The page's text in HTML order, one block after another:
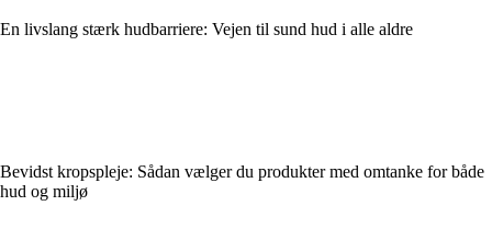
En livslang stærk hudbarriere: Vejen til sund hud i alle aldre
Bevidst kropspleje: Sådan vælger du produkter med omtanke for både
hud og miljø